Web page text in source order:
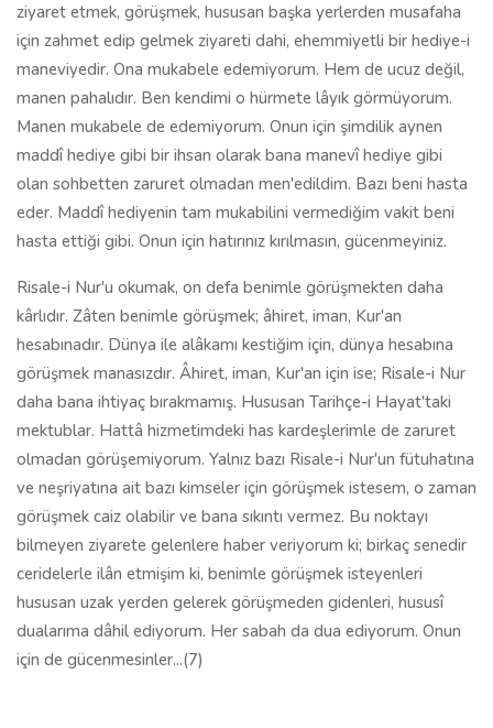
ziyaret etmek, görüşmek, hususan başka yerlerden musafaha
için zahmet edip gelmek ziyareti dahi, ehemmiyetli bir hediye-i
maneviyedir. Ona mukabele edemiyorum. Hem de ucuz değil,
manen pahalıdır. Ben kendimi o hürmete lâyık görmüyorum.
Manen mukabele de edemiyorum. Onun için şimdilik aynen
maddî hediye gibi bir ihsan olarak bana manevî hediye gibi
olan sohbetten zaruret olmadan men'edildim. Bazı beni hasta
eder. Maddî hediyenin tam mukabilini vermediğim vakit beni
hasta ettiği gibi. Onun için hatırınız kırılmasın, gücenmeyiniz.
Risale-i Nur'u okumak, on defa benimle görüşmekten daha
kârlıdır. Zâten benimle görüşmek; âhiret, iman, Kur'an
hesabınadır. Dünya ile alâkamı kestiğim için, dünya hesabına
görüşmek manasızdır. Âhiret, iman, Kur'an için ise; Risale-i Nur
daha bana ihtiyaç bırakmamış. Hususan Tarihçe-i Hayat'taki
mektublar. Hattâ hizmetimdeki has kardeşlerimle de zaruret
olmadan görüşemiyorum. Yalnız bazı Risale-i Nur'un fütuhatına
ve neşriyatına ait bazı kimseler için görüşmek istesem, o zaman
görüşmek caiz olabilir ve bana sıkıntı vermez. Bu noktayı
bilmeyen ziyarete gelenlere haber veriyorum ki; birkaç senedir
ceridelerle ilân etmişim ki, benimle görüşmek isteyenleri
hususan uzak yerden gelerek görüşmeden gidenleri, hususî
dualarıma dâhil ediyorum. Her sabah da dua ediyorum. Onun
için de gücenmesinler...(7)